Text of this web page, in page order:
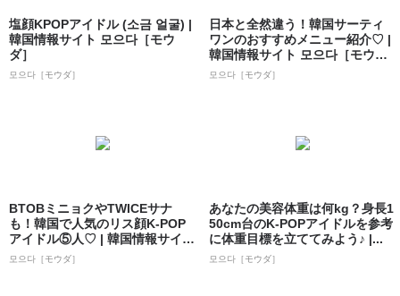
塩顔KPOPアイドル (소금 얼굴) |
韓国情報サイト 모으다［モウ
ダ］
모으다［モウダ］
日本と全然違う！韓国サーティ
ワンのおすすめメニュー紹介♡ |
韓国情報サイト 모으다［モウ
ダ］
모으다［モウダ］
BTOBミニョクやTWICEサナ
も！韓国で人気のリス顔K-POP
アイドル⑤人♡ | 韓国情報サイ
ト...
모으다［モウダ］
あなたの美容体重は何kg？身長1
50cm台のK-POPアイドルを参考
に体重目標を立ててみよう♪ |...
모으다［モウダ］